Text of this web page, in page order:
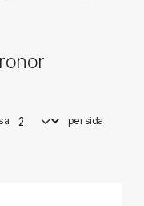
per sida